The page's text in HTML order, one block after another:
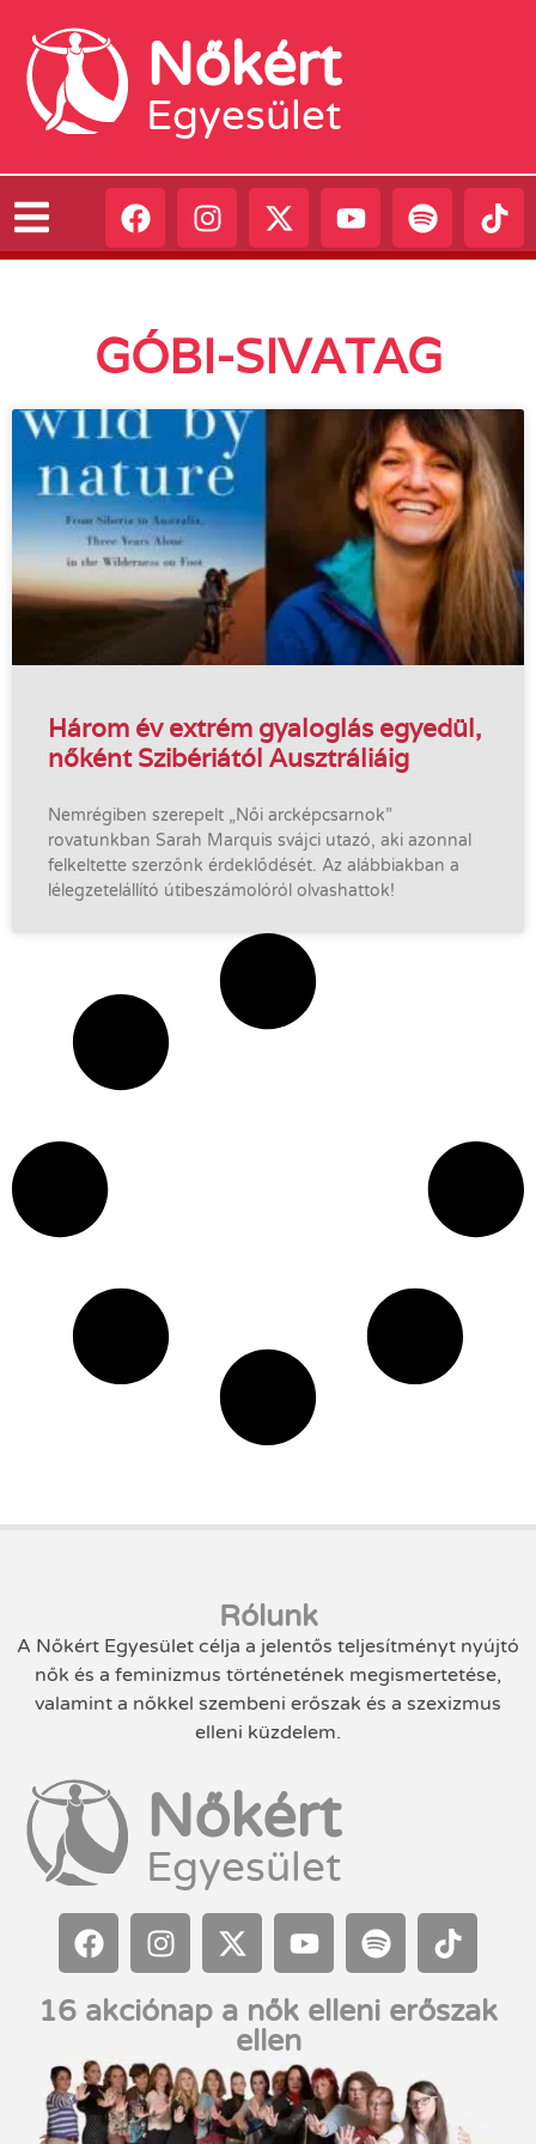
Nőkért
Egyesület
GÓBI-SIVATAG
Három év extrém gyaloglás egyedül,
nőként Szibériától Ausztráliáig
Nemrégiben szerepelt „Női arcképcsarnok”
rovatunkban Sarah Marquis svájci utazó, aki azonnal
felkeltette szerzőnk érdeklődését. Az alábbiakban a
lélegzetelállító útibeszámolóról olvashattok!
Rólunk
A Nőkért Egyesület célja a jelentős teljesítményt nyújtó
nők és a feminizmus történetének megismertetése,
valamint a nőkkel szembeni erőszak és a szexizmus
elleni küzdelem.
Nőkért
Egyesület
16 akciónap a nők elleni erőszak
ellen